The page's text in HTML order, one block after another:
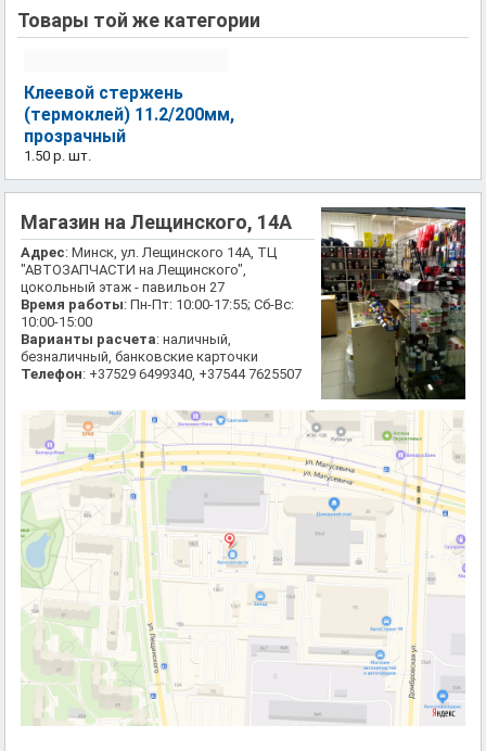
Товары той же категории
Клеевой стержень
(термоклей) 11.2/200мм,
прозрачный
1.50 р. шт.
Магазин на Лещинского, 14А
Адрес: Минск, ул. Лещинского 14А, ТЦ
"АВТОЗАПЧАСТИ на Лещинского",
цокольный этаж - павильон 27
Время работы: Пн-Пт: 10:00-17:55; Сб-Вс:
10:00-15:00
Варианты расчета: наличный,
безналичный, банковские карточки
Телефон: +37529 6499340, +37544 7625507